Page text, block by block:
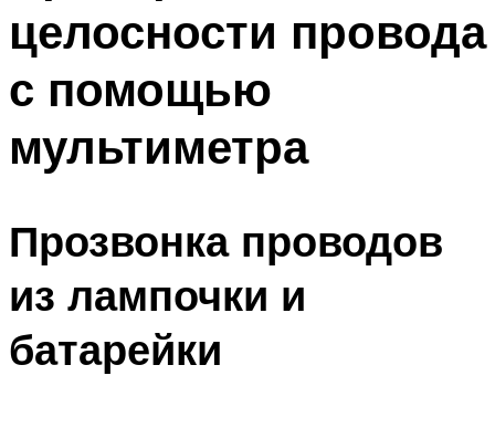
Меню
целосности провода
с помощью
мультиметра
Прозвонка проводов
из лампочки и
батарейки